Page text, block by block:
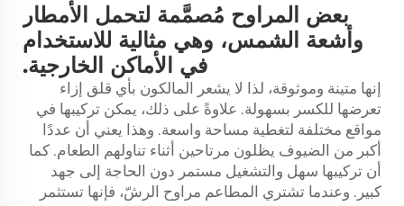
بعض المراوح مُصمَّمة لتحمل الأمطار
وأشعة الشمس، وهي مثالية للاستخدام
في الأماكن الخارجية.
إنها متينة وموثوقة، لذا لا يشعر المالكون بأي قلق إزاء
تعرضها للكسر بسهولة. علاوةً على ذلك، يمكن تركيبها في
مواقع مختلفة لتغطية مساحة واسعة. وهذا يعني أن عددًا
أكبر من الضيوف يظلون مرتاحين أثناء تناولهم الطعام. كما
أن تركيبها سهل والتشغيل مستمر دون الحاجة إلى جهد
كبير. وعندما تشتري المطاعم مراوح الرشّ، فإنها تستثمر